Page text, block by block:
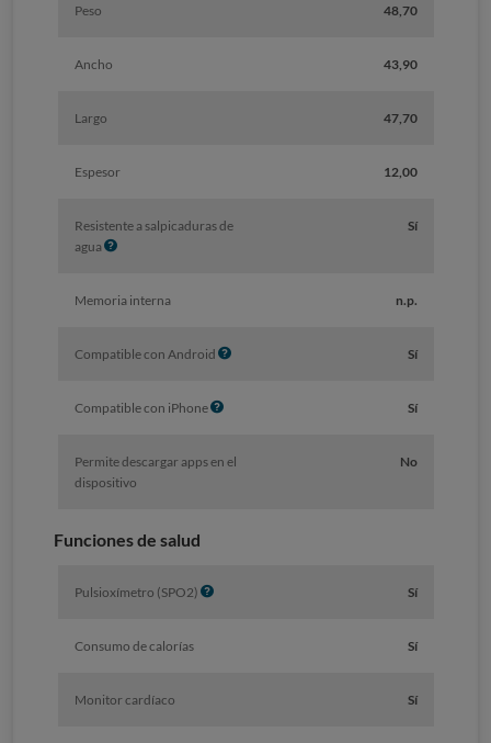
Peso 48,70
Ancho 43,90
Largo 47,70
Espesor 12,00
Resistente a salpicaduras de
agua I
o
Sí
Memoria interna n.p.
Compatible con Android I
o
Sí
Compatible con iPhoneI
o
Sí
Permite descargar apps en el
dispositivo
No
Funciones de salud
Pulsioxímetro (SPO2) I
Sí
Consumo de calorías Sí
Monitor cardíaco Sí